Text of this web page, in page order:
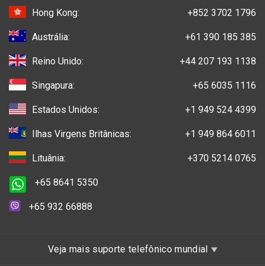
Hong Kong:
+852 3702 1796
Austrália: +61 390 185 385
Reino Unido: +44 207 193 1138
Singapura: +65 6035 1116
Estados Unidos: +1 949 524 4399
Ilhas Virgens Britânicas: +1 949 864 6011
Lituânia: +370 5214 0765
+65 8641 5350
+65 932 66888
Veja mais suporte telefônico mundial